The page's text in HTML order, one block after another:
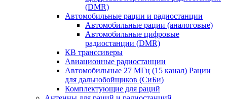
(DMR)
Автомобильные рации и радиостанции
Автомобильные рации (аналоговые)
Автомобильные цифровые
радиостанции (DMR)
КВ транссиверы
Авиационные радиостанции
Автомобильные 27 МГц (15 канал) Рации
для дальнобойщиков (СиБи)
Комплектующие для раций